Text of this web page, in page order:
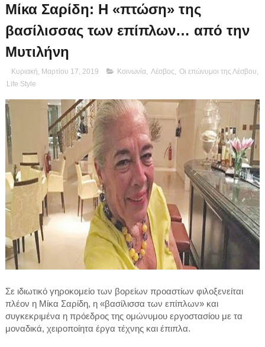
Μίκα Σαρίδη: Η «πτώση» της
βασίλισσας των επίπλων… από την
Μυτιλήνη
Κυριακή, Μαρτίου 17, 2019 Κοινωνία, Λέσβος Οι επώνυμοι της Λέσβου
Life Style
Σε ιδιωτικό γηροκομείο των βορείων προαστίων φιλοξενείται
πλέον η Μίκα Σαρίδη, η «βασίλισσα των επίπλων» και
συγκεκριμένα η πρόεδρος της ομώνυμου εργοστασίου με τα
μοναδικά, χειροποίητα έργα τέχνης και έπιπλα.